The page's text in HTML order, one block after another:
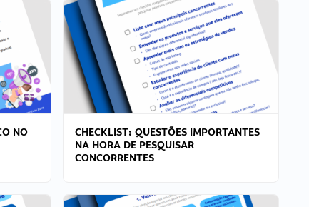
NO
CHECKLIST: QUESTÕES IMPORTANTES
NA HORA DE PESQUISAR
CONCORRENTES